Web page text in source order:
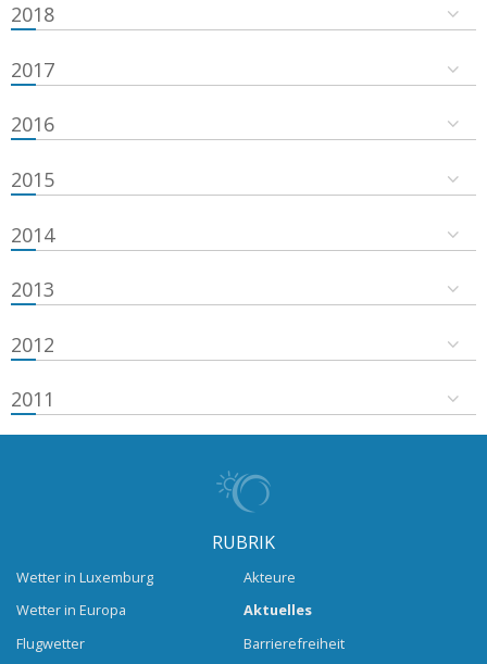
2018
2017
2016
2015
2014
2013
2012
2011
RUBRIK
Wetter in Luxemburg
Wetter in Europa
Flugwetter
Akteure
Aktuelles
Barrierefreiheit